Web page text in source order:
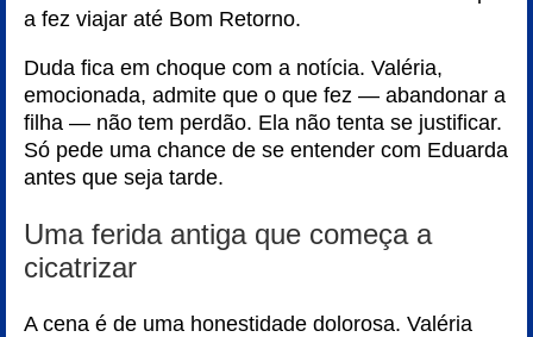
a fez viajar até Bom Retorno.
Duda fica em choque com a notícia. Valéria,
emocionada, admite que o que fez — abandonar a
filha — não tem perdão. Ela não tenta se justificar.
Só pede uma chance de se entender com Eduarda
antes que seja tarde.
Uma ferida antiga que começa a
cicatrizar
A cena é de uma honestidade dolorosa. Valéria